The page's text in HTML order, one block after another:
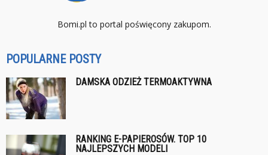
Bomi.pl to portal poświęcony zakupom.
POPULARNE POSTY
DAMSKA ODZIEŻ TERMOAKTYWNA
RANKING E-PAPIEROSÓW. TOP 10
NAJLEPSZYCH MODELI